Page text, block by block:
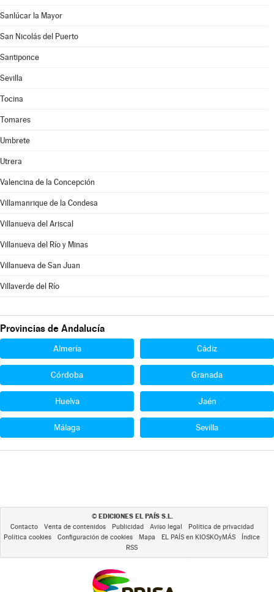
Sanlúcar la Mayor
San Nicolás del Puerto
Santiponce
Sevilla
Tocina
Tomares
Umbrete
Utrera
Valencina de la Concepción
Villamanrique de la Condesa
Villanueva del Ariscal
Villanueva del Río y Minas
Villanueva de San Juan
Villaverde del Río
Provincias de Andalucía
Almería Cádiz
Córdoba Granada
Huelva Jaén
Málaga Sevilla
© EDICIONES EL PAÍS S.L.
Contacto Venta de contenidos Publicidad Aviso legal
Política de privacidad
Política cookies
Configuración de cookies Mapa EL PAÍS en KIOSKOyMÁS
Índice
RSS